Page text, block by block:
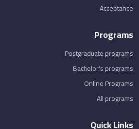
Acceptance
Programs
Postgraduate programs
Bachelor's programs
Online Programs
All programs
Quick Links